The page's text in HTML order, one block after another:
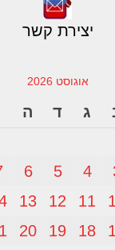
יצירת קשר
אוגוסט 2026
ג ד ה
4
5
6
11
12
13
18
19
20